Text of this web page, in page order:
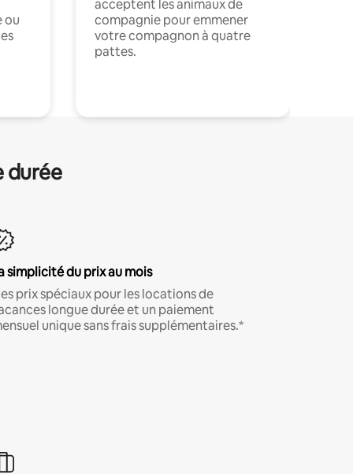
ou
acceptent les animaux de
compagnie pour emmener
votre compagnon à quatre
pattes.
durée
simplicité du prix au mois
prix spéciaux pour les locations de
longue durée et un paiement
unique sans frais supplémentaires.*